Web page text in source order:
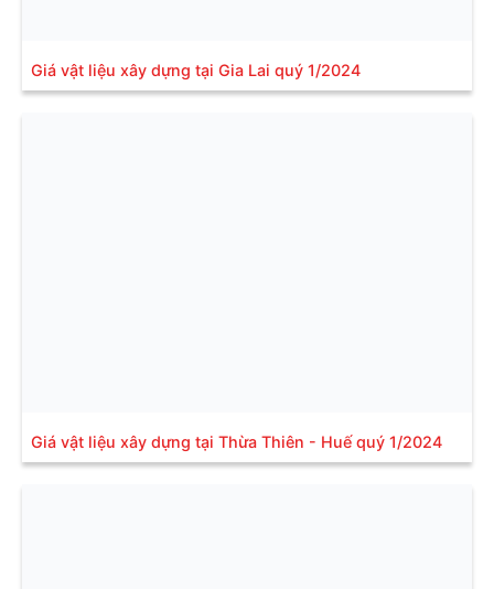
Giá vật liệu xây dựng tại Gia Lai quý 1/2024
Giá vật liệu xây dựng tại Thừa Thiên - Huế quý 1/2024